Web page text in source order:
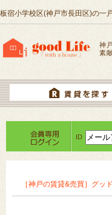
板宿小学校区(神戸市長田区)の一
神
素
ID
［神戸の賃貸&売買］グッ